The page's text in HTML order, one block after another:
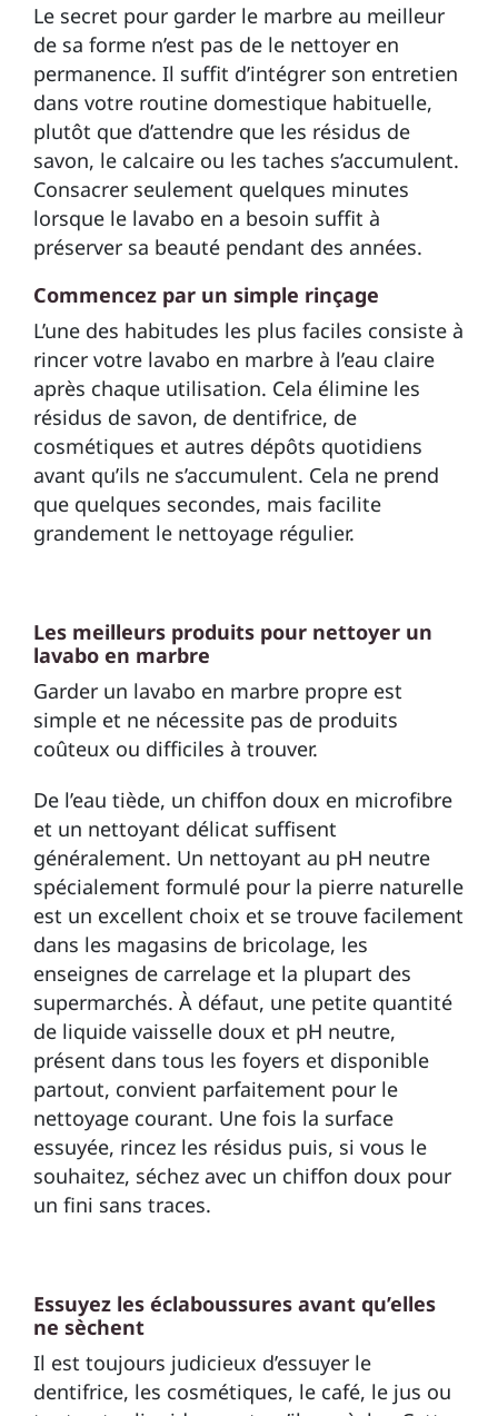
Le secret pour garder le marbre au meilleur
de sa forme n’est pas de le nettoyer en
permanence. Il suffit d’intégrer son entretien
dans votre routine domestique habituelle,
plutôt que d’attendre que les résidus de
savon, le calcaire ou les taches s’accumulent.
Consacrer seulement quelques minutes
lorsque le lavabo en a besoin suffit à
préserver sa beauté pendant des années.
Commencez par un simple rinçage
L’une des habitudes les plus faciles consiste à
rincer votre lavabo en marbre à l’eau claire
après chaque utilisation. Cela élimine les
résidus de savon, de dentifrice, de
cosmétiques et autres dépôts quotidiens
avant qu’ils ne s’accumulent. Cela ne prend
que quelques secondes, mais facilite
grandement le nettoyage régulier.
Les meilleurs produits pour nettoyer un
lavabo en marbre
Garder un lavabo en marbre propre est
simple et ne nécessite pas de produits
coûteux ou difficiles à trouver.
De l’eau tiède, un chiffon doux en microfibre
et un nettoyant délicat suffisent
généralement. Un nettoyant au pH neutre
spécialement formulé pour la pierre naturelle
est un excellent choix et se trouve facilement
dans les magasins de bricolage, les
enseignes de carrelage et la plupart des
supermarchés. À défaut, une petite quantité
de liquide vaisselle doux et pH neutre,
présent dans tous les foyers et disponible
partout, convient parfaitement pour le
nettoyage courant. Une fois la surface
essuyée, rincez les résidus puis, si vous le
souhaitez, séchez avec un chiffon doux pour
un fini sans traces.
Essuyez les éclaboussures avant qu’elles
ne sèchent
Il est toujours judicieux d’essuyer le
dentifrice, les cosmétiques, le café, le jus ou